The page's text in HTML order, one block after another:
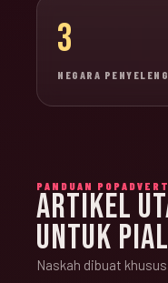
3
NEGARA
PANDUAN POPADVERT
ARTIKEL
UNTUK
Naskah dibuat